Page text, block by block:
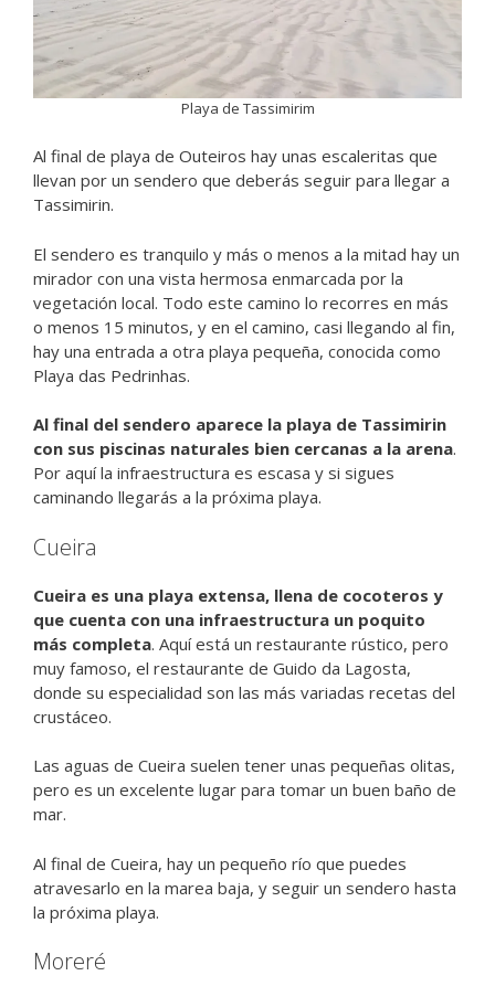
Playa de Tassimirim
Al final de playa de Outeiros hay unas escaleritas que
llevan por un sendero que deberás seguir para llegar a
Tassimirin.
El sendero es tranquilo y más o menos a la mitad hay un
mirador con una vista hermosa enmarcada por la
vegetación local. Todo este camino lo recorres en más
o menos 15 minutos, y en el camino, casi llegando al fin,
hay una entrada a otra playa pequeña, conocida como
Playa das Pedrinhas.
Al final del sendero aparece la playa de Tassimirin
con sus piscinas naturales bien cercanas a la arena.
Por aquí la infraestructura es escasa y si sigues
caminando llegarás a la próxima playa.
Cueira
Cueira es una playa extensa, llena de cocoteros y
que cuenta con una infraestructura un poquito
más completa. Aquí está un restaurante rústico, pero
muy famoso, el restaurante de Guido da Lagosta,
donde su especialidad son las más variadas recetas del
crustáceo.
Las aguas de Cueira suelen tener unas pequeñas olitas,
pero es un excelente lugar para tomar un buen baño de
mar.
Al final de Cueira, hay un pequeño río que puedes
atravesarlo en la marea baja, y seguir un sendero hasta
la próxima playa.
Moreré